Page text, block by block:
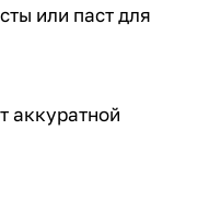
или паст для
аккуратной